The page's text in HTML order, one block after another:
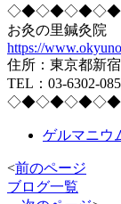
お灸の里鍼灸院
https://
住所：東京都新
TEL：03-6302-
ゲルマニウ
<前のページ
ブログ一覧